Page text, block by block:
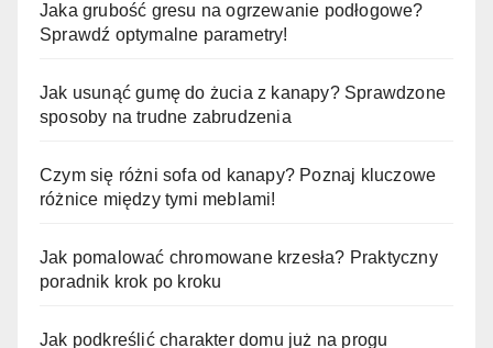
Jaka grubość gresu na ogrzewanie podłogowe?
Sprawdź optymalne parametry!
Jak usunąć gumę do żucia z kanapy? Sprawdzone
sposoby na trudne zabrudzenia
Czym się różni sofa od kanapy? Poznaj kluczowe
różnice między tymi meblami!
Jak pomalować chromowane krzesła? Praktyczny
poradnik krok po kroku
Jak podkreślić charakter domu już na progu